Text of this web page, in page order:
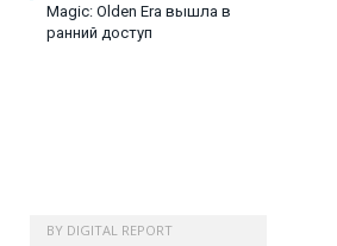
Magic: Olden Era вышла в
ранний доступ
BY DIGITAL REPORT